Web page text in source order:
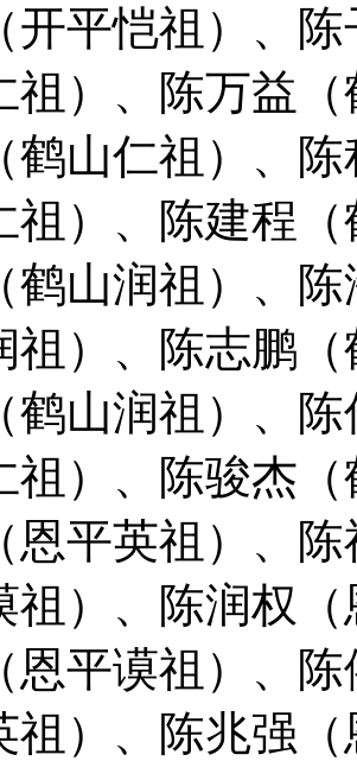
开平恺祖）、
祖）、陈万益
鹤山仁祖）、
祖）、陈建程
山润祖）、
祖）、陈志鹏
鹤山润祖）、
祖）、陈骏杰
恩平英祖）、
祖）、陈润权
平谟祖）、
祖）、陈兆强